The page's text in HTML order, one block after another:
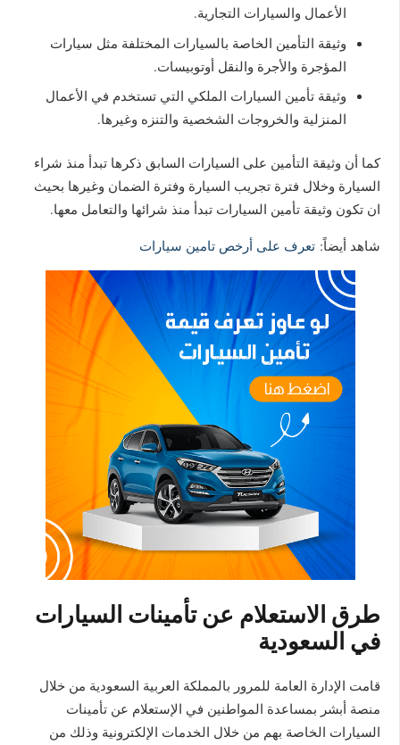
الأعمال والسيارات التجارية.
وثيقة التأمين الخاصة بالسيارات المختلفة مثل سيارات
المؤجرة والأجرة والنقل أوتوبيسات.
وثيقة تأمين السيارات الملكي التي تستخدم في الأعمال
المنزلية والخروجات الشخصية والتنزه وغيرها.
كما أن وثيقة التأمين على السيارات السابق ذكرها تبدأ منذ شراء
السيارة وخلال فترة تجريب السيارة وفترة الضمان وغيرها بحيث
ان تكون وثيقة تأمين السيارات تبدأ منذ شرائها والتعامل معها.
شاهد أيضاً:تعرف على أرخص تامين سيارات
طرق الاستعلام عن تأمينات السيارات
في السعودية
قامت الإدارة العامة للمرور بالمملكة العربية السعودية من خلال
منصة أبشر بمساعدة المواطنين في الإستعلام عن تأمينات
السيارات الخاصة بهم من خلال الخدمات الإلكترونية وذلك من